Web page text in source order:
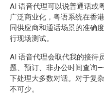
AI 语音代理可以说普通话或
广泛商业化，粤语系统在香
同供应商和通话场景的准确
行现场测试。
AI 语音代理会取代我的接
题、预订、非办公时间查询
下处理大多数对话。对于复
不可少。